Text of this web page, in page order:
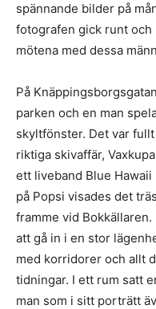
spännande bilder på
fotografen gick runt
mötena med dessa
På
parken och en man
skyltfönster. Det var
riktiga skivaffär,
ett liveband Blue
på Popsi visades det
framme vid
att gå in i en stor
med korridorer och allt
tidningar. I ett rum satt
man som i sitt porträtt